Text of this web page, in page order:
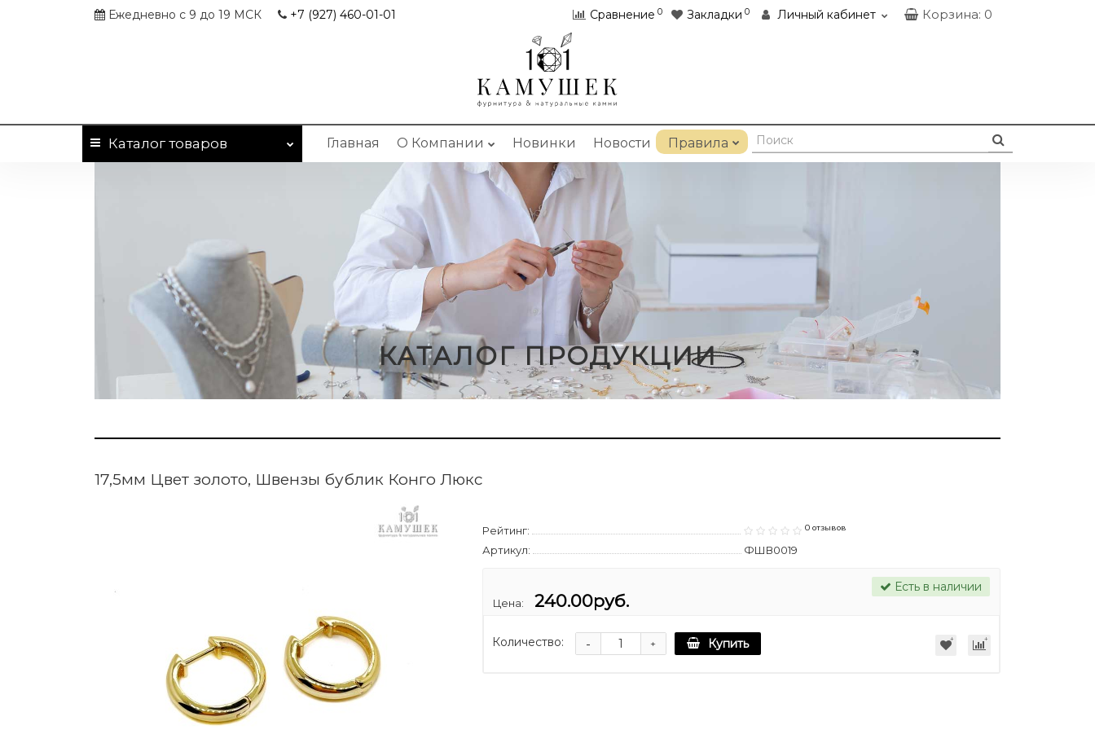
Ежедневно с 9 до 19 МСК +7 (927) 460-01-01 Сравнение 0 Закладки 0 Личный кабинет Корзина: 0
Каталогтоваров Главная О Компании Новинки Новости Правила
КАТАЛОГ ПРОДУКЦИИ
17,5мм Цвет золото, Швензы бублик Конго Люкс
Рейтинг: 0 отзывов
Артикул: ФШВ0019
Цена: 240.00руб.
Есть в наличии
Количество: +
- Купить